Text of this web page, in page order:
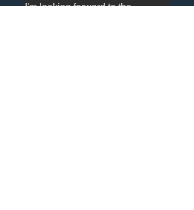
I'm looking forward to the